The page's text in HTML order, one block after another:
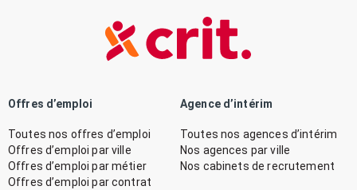
Offres d’emploi
Toutes nos offres d’emploi
Offres d’emploi par ville
Offres d’emploi par métier
Offres d’emploi par contrat
Agence d’intérim
Toutes nos agences d’intérim
Nos agences par ville
Nos cabinets de recrutement